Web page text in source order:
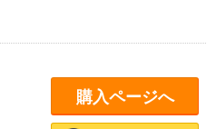
購入ページへ